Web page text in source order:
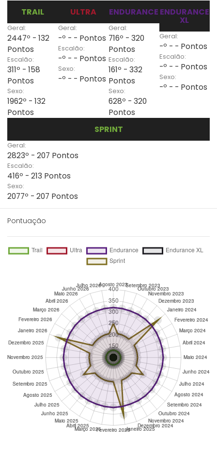
TRAIL
Geral:
2447º - 132
Pontos
Escalão:
311º - 158
Pontos
Sexo:
1962º - 132
Pontos
ULTRA
Geral:
-º - - Pontos
Escalão:
-º - - Pontos
Sexo:
-º - - Pontos
ENDURANCE
Geral:
716º - 320
Pontos
Escalão:
161º - 332
Pontos
Sexo:
628º - 320
Pontos
ENDURANCE
XL
Geral:
-º - - Pontos
Escalão:
-º - - Pontos
Sexo:
-º - - Pontos
SPRINT
Geral:
2823º - 207 Pontos
Escalão:
416º - 213 Pontos
Sexo:
2077º - 207 Pontos
Pontuação